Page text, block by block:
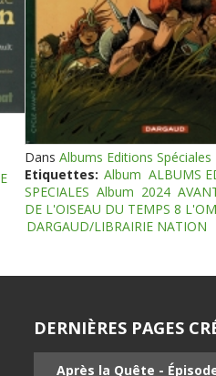
Dans Albums Editions Spéciales
Etiquettes: Album ALBUMS
SPECIALES Album 2024
DE L'OISEAU DU TEMPS 8
DARGAUD/LIBRAIRIE NATION
DERNIÈRES PAGES
Après la Quête -